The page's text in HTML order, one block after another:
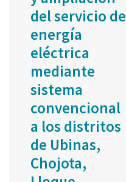
del servicio de
energía
eléctrica
mediante
sistema
convencional
a los distritos
de Ubinas,
Chojota,